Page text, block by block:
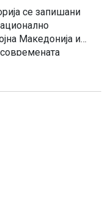
се запишани
Македонија и
Григорие Хаџи
револуционер,